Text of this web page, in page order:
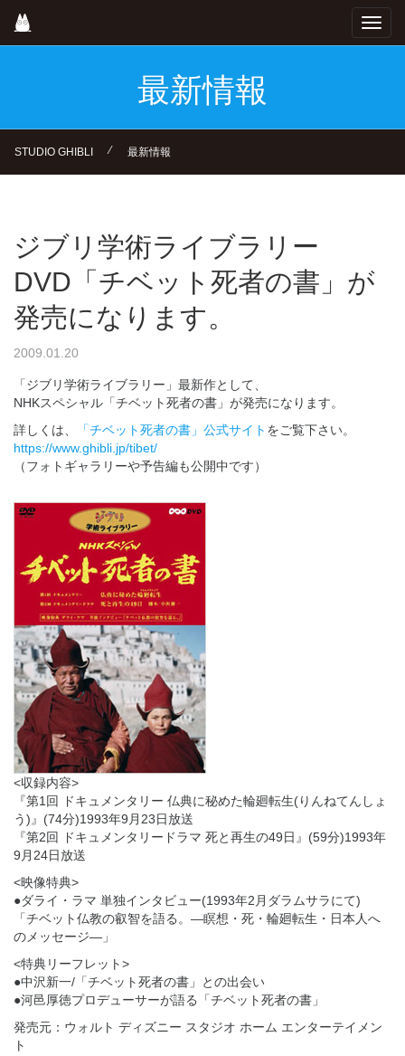
main
最新情報
STUDIO GHIBLI ⁄ 最新情報
ジブリ学術ライブラリー
DVD「チベット死者の書」が
発売になります。
2009.01.20
「ジブリ学術ライブラリー」最新作として、
NHKスペシャル「チベット死者の書」が発売になります。
詳しくは、
「チベット死者の書」公式サイト をご覧下さい。
https://www.ghibli.jp/tibet/
（フォトギャラリーや予告編も公開中です）
<収録内容>
『第1回 ドキュメンタリー 仏典に秘めた輪廻転生(りんねてんしょ
う)』(74分)1993年9月23日放送
『第2回 ドキュメンタリードラマ 死と再生の49日』(59分)1993年
9月24日放送
<映像特典>
●ダライ・ラマ 単独インタビュー(1993年2月ダラムサラにて)
「チベット仏教の叡智を語る。―瞑想・死・輪廻転生・日本人へ
のメッセージ―」
<特典リーフレット>
●中沢新一/「チベット死者の書」との出会い
●河邑厚徳プロデューサーが語る「チベット死者の書」
発売元：ウォルト ディズニー スタジオ ホーム エンターテイメン
ト